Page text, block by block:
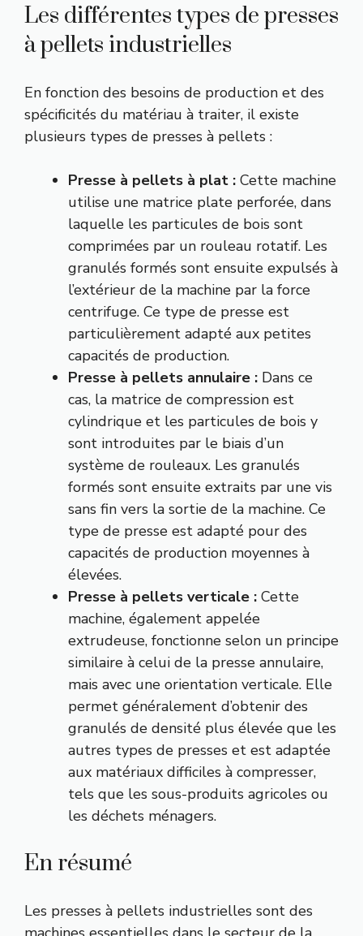
Les différentes types de presses
à pellets industrielles
En fonction des besoins de production et des
spécificités du matériau à traiter, il existe
plusieurs types de presses à pellets :
Presse à pellets à plat : Cette machine
utilise une matrice plate perforée, dans
laquelle les particules de bois sont
comprimées par un rouleau rotatif. Les
granulés formés sont ensuite expulsés à
l’extérieur de la machine par la force
centrifuge. Ce type de presse est
particulièrement adapté aux petites
capacités de production.
Presse à pellets annulaire : Dans ce
cas, la matrice de compression est
cylindrique et les particules de bois y
sont introduites par le biais d’un
système de rouleaux. Les granulés
formés sont ensuite extraits par une vis
sans fin vers la sortie de la machine. Ce
type de presse est adapté pour des
capacités de production moyennes à
élevées.
Presse à pellets verticale : Cette
machine, également appelée
extrudeuse, fonctionne selon un principe
similaire à celui de la presse annulaire,
mais avec une orientation verticale. Elle
permet généralement d’obtenir des
granulés de densité plus élevée que les
autres types de presses et est adaptée
aux matériaux difficiles à compresser,
tels que les sous-produits agricoles ou
les déchets ménagers.
En résumé
Les presses à pellets industrielles sont des